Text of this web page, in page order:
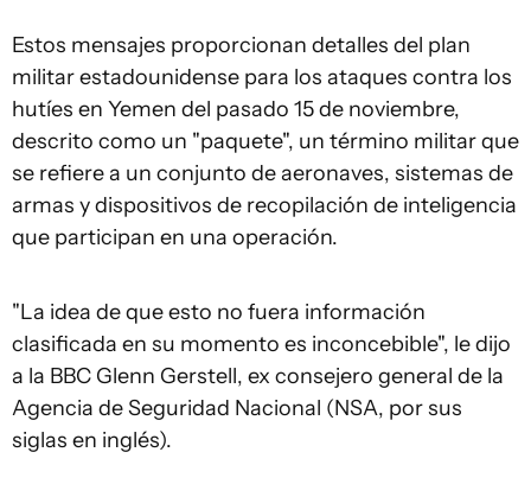
Estos mensajes proporcionan detalles del plan
militar estadounidense para los ataques contra los
hutíes en Yemen del pasado 15 de noviembre,
descrito como un "paquete", un término militar que
se refiere a un conjunto de aeronaves, sistemas de
armas y dispositivos de recopilación de inteligencia
que participan en una operación.
"La idea de que esto no fuera información
clasificada en su momento es inconcebible", le dijo
a la BBC Glenn Gerstell, ex consejero general de la
Agencia de Seguridad Nacional (NSA, por sus
siglas en inglés).